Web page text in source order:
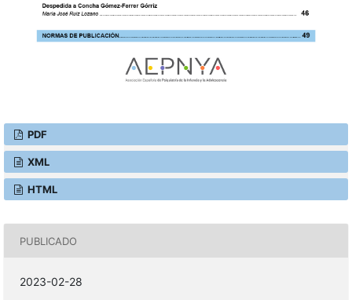
PDF
XML
HTML
PUBLICADO
2023-02-28